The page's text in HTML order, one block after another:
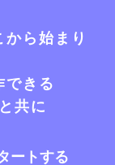
ら始まり
できる
共に
ートする